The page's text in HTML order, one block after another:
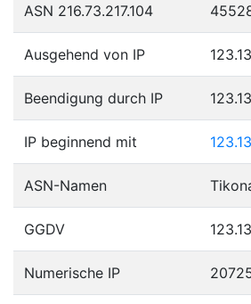
ASN 216.73.217.104
Ausgehend von IP
Beendigung durch IP
IP beginnend mit
ASN-Namen
GGDV
Numerische IP